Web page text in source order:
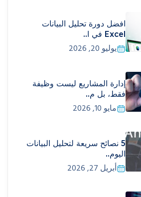
افضل دورة تحليل البيانات
Excel في ا..
يوليو 20, 2026
إدارة المشاريع ليست وظيفة
فقط، بل م..
مايو 10, 2026
5 نصائح سريعة لتحليل البيانات
اليوم..
أبريل 27, 2026